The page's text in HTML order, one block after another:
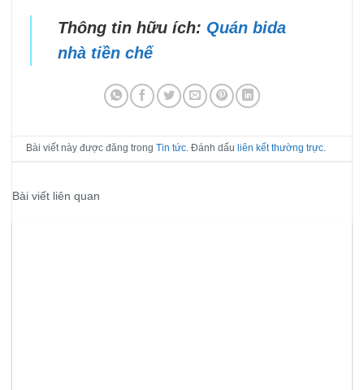
Thông tin hữu ích: Quán bida
nhà tiền chế
Bài viết này được đăng trong Tin tức. Đánh dấu liên kết thường trực.
Bài viết liên quan